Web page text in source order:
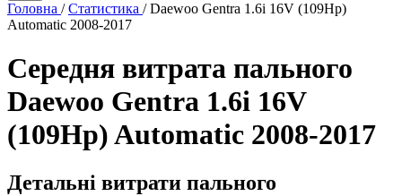
Головна / Статистика / Daewoo Gentra 1.6i 16V (109Hp)
Automatic 2008-2017
Середня витрата пального
Daewoo Gentra 1.6i 16V
(109Hp) Automatic 2008-2017
Детальні витрати пального